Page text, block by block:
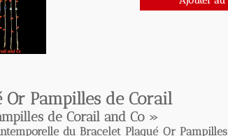
Pampilles de Corail
de Corail and Co »
du Bracelet Plaqué Or Pampilles de